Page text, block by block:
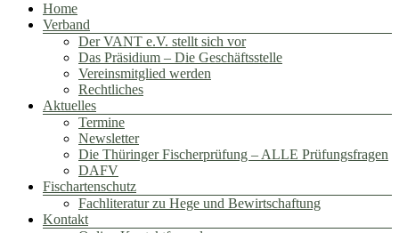
Home
Verband
Der VANT e.V. stellt sich vor
Das Präsidium – Die Geschäftsstelle
Vereinsmitglied werden
Rechtliches
Aktuelles
Termine
Newsletter
Die Thüringer Fischerprüfung – ALLE Prüfungsfragen
DAFV
Fischartenschutz
Fachliteratur zu Hege und Bewirtschaftung
Kontakt